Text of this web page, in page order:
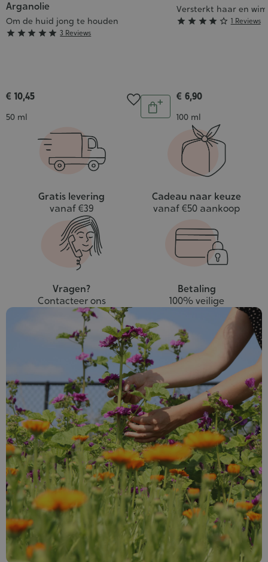
Arganolie
Om de huid jong te houden
Grade
     3 Reviews
€ 10,45
Inhoud
50 ml
Aantal
In
winkelwagen
Versterkt haar en
Grade
     1 Reviews
€ 6,90
Inhoud
100 ml
Gratis levering
vanaf €39
Cadeau naar keuze
vanaf €50 aankoop
Vragen?
Contacteer ons
Betaling
100% veilige